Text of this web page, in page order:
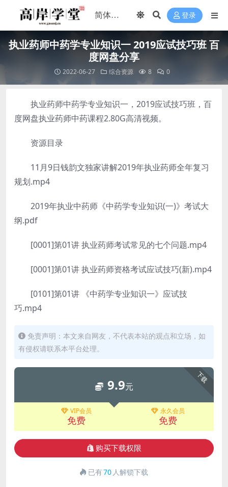
登录
执业药师中药学专业知识一 2019应试技巧班 百
度网盘分享
2022-06-27 综合资源 8 0
执业药师中药学专业知识一，2019应试技巧班，百
度网盘执业药师中药课程2.80G高清视频。
资源目录
11月9日钱韵文独家讲解2019年执业药师全年复习
规划.mp4
2019年执业中药师《中药学专业知识(一)》考试大
纲.pdf
[0001]第01讲 执业药师考试常见的七个问题.mp4
[0001]第01讲 执业药师资格考试应试技巧(新).mp4
[0101]第01讲 《中药学专业知识一》应试技
巧.mp4
免责声明：本文来自网友，不代表本站的观点和立场，如
有侵权请联系本平台处理。
下载
9.9元
VIP会员
免费
永久会员
免费
购买下载权限
已有70 人解锁下载